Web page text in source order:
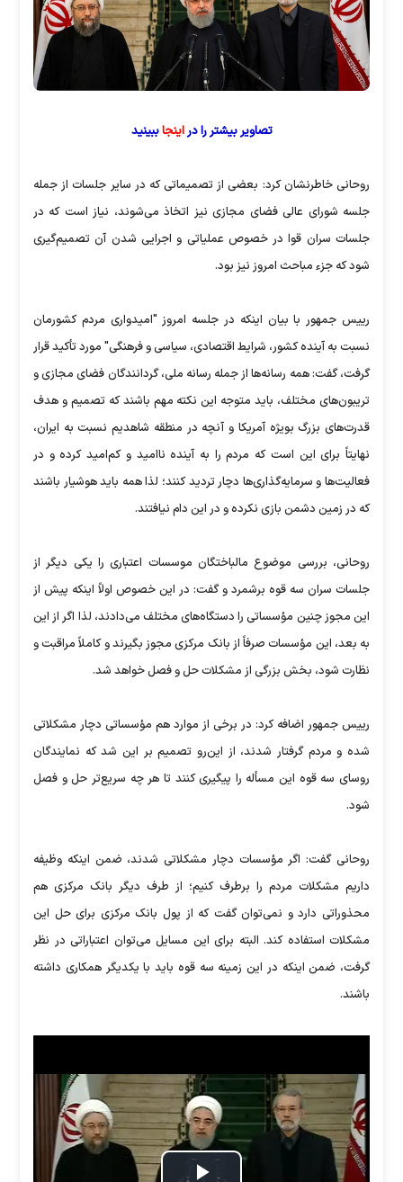
تصاویر بیشتر را دراینجاببینید
روحانی خاطرنشان کرد: بعضی از تصمیماتی که در سایر جلسات از جمله
جلسه شورای عالی فضای مجازی نیز اتخاذ می‌شوند، نیاز است که در
جلسات سران قوا در خصوص عملیاتی و اجرایی شدن آن تصمیم‌گیری
شود که جزء مباحث امروز نیز بود.
رییس جمهور با بیان اینکه در جلسه امروز "امیدواری مردم کشورمان
نسبت به آینده کشور، شرایط اقتصادی، سیاسی و فرهنگی" مورد تأکید قرار
گرفت، گفت: همه رسانه‌ها از جمله رسانه ملی، گردانندگان فضای مجازی و
تریبون‌های مختلف، باید متوجه این نکته مهم باشند که تصمیم و هدف
قدرت‌های بزرگ بویژه آمریکا و آنچه در منطقه شاهدیم نسبت به ایران،
نهایتاً برای این است که مردم را به آینده ناامید و کم‌امید کرده و در
فعالیت‌ها و سرمایه‌گذاری‌ها دچار تردید کنند؛ لذا همه باید هوشیار باشند
که در زمین دشمن بازی نکرده و در این دام نیافتند.
روحانی، بررسی موضوع مالباختگان موسسات اعتباری را یکی دیگر از
جلسات سران سه قوه برشمرد و گفت: در این خصوص اولاً اینکه پیش از
این مجوز چنین مؤسساتی را دستگاه‌های مختلف می‌دادند، لذا اگر از این
به بعد، این مؤسسات صرفاً از بانک مرکزی مجوز بگیرند و کاملاً مراقبت و
نظارت شود، بخش بزرگی از مشکلات حل و فصل خواهد شد.
رییس جمهور اضافه کرد: در برخی از موارد هم مؤسساتی دچار مشکلاتی
شده و مردم گرفتار شدند، از این‌رو تصمیم بر این شد که نمایندگان
روسای سه قوه این مسأله را پیگیری کنند تا هر چه سریع‌تر حل و فصل
شود.
روحانی گفت: اگر مؤسسات دچار مشکلاتی شدند، ضمن اینکه وظیفه
داریم مشکلات مردم را برطرف کنیم؛ ‌از طرف دیگر بانک مرکزی هم
محذوراتی دارد و نمی‌توان گفت که از پول بانک مرکزی برای حل این
مشکلات استفاده کند. البته برای این مسایل می‌توان اعتباراتی در نظر
گرفت، ضمن اینکه در این زمینه سه قوه باید با یکدیگر همکاری داشته
باشند.